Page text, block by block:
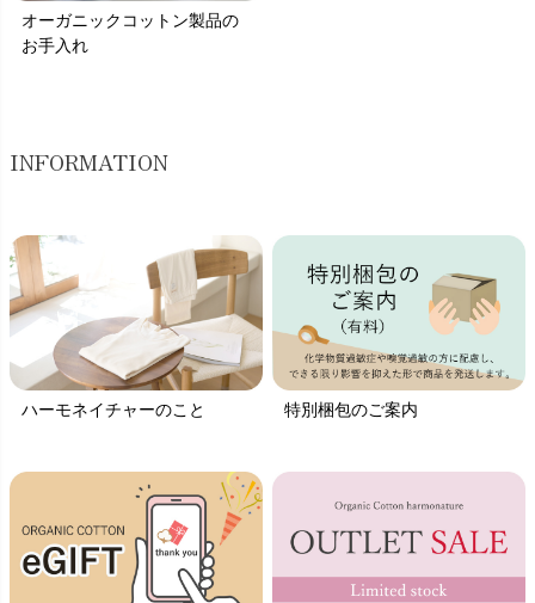
オーガニックコットン製品の
お手入れ
INFORMATION
ハーモネイチャーのこと 特別梱包のご案内